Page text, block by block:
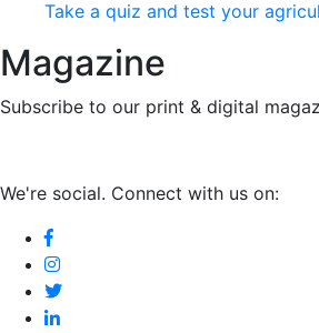
Take a quiz and test your
Magazine
Subscribe to our print & digital
We're social. Connect with us on: